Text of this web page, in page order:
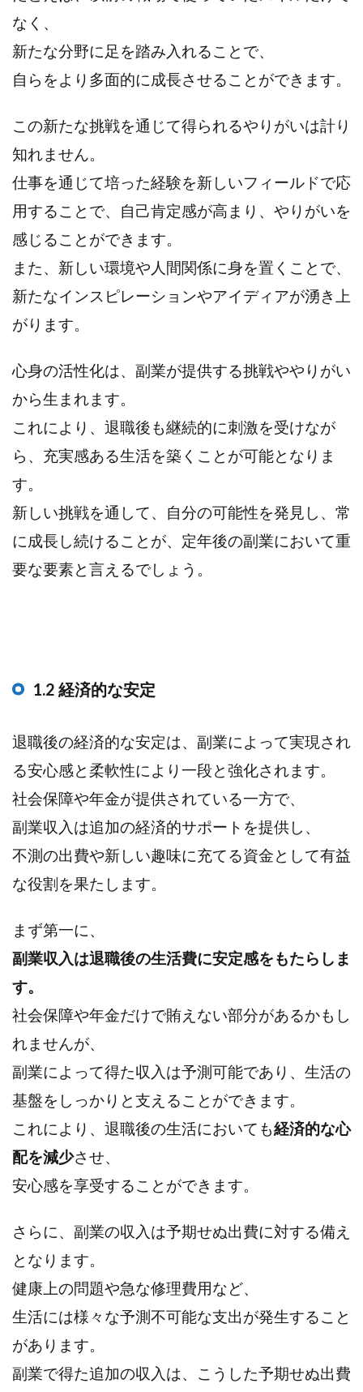
なく、
新たな分野に足を踏み入れることで、
自らをより多面的に成長させることができます。
この新たな挑戦を通じて得られるやりがいは計り
知れません。
仕事を通じて培った経験を新しいフィールドで応
用することで、自己肯定感が高まり、やりがいを
感じることができます。
また、新しい環境や人間関係に身を置くことで、
新たなインスピレーションやアイディアが湧き上
がります。
心身の活性化は、副業が提供する挑戦ややりがい
から生まれます。
これにより、退職後も継続的に刺激を受けなが
ら、充実感ある生活を築くことが可能となりま
す。
新しい挑戦を通して、自分の可能性を発見し、常
に成長し続けることが、定年後の副業において重
要な要素と言えるでしょう。
1.2 経済的な安定
退職後の経済的な安定は、副業によって実現され
る安心感と柔軟性により一段と強化されます。
社会保障や年金が提供されている一方で、
副業収入は追加の経済的サポートを提供し、
不測の出費や新しい趣味に充てる資金として有益
な役割を果たします。
まず第一に、
副業収入は退職後の生活費に安定感をもたらしま
す。
社会保障や年金だけで賄えない部分があるかもし
れませんが、
副業によって得た収入は予測可能であり、生活の
基盤をしっかりと支えることができます。
これにより、退職後の生活においても経済的な心
配を減少させ、
安心感を享受することができます。
さらに、副業の収入は予期せぬ出費に対する備え
となります。
健康上の問題や急な修理費用など、
生活には様々な予測不可能な支出が発生すること
があります。
副業で得た追加の収入は、こうした予期せぬ出費